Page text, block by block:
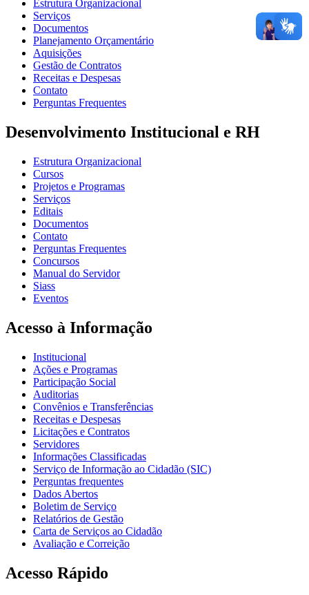
Estrutura Organizacional
Serviços
Documentos
Planejamento Orçamentário
Aquisições
Gestão de Contratos
Receitas e Despesas
Contato
Perguntas Frequentes
Desenvolvimento Institucional e RH
Estrutura Organizacional
Cursos
Projetos e Programas
Serviços
Editais
Documentos
Contato
Perguntas Frequentes
Concursos
Manual do Servidor
Siass
Eventos
Acesso à Informação
Institucional
Ações e Programas
Participação Social
Auditorias
Convênios e Transferências
Receitas e Despesas
Licitações e Contratos
Servidores
Informações Classificadas
Serviço de Informação ao Cidadão (SIC)
Perguntas frequentes
Dados Abertos
Boletim de Serviço
Relatórios de Gestão
Carta de Serviços ao Cidadão
Avaliação e Correição
Acesso Rápido